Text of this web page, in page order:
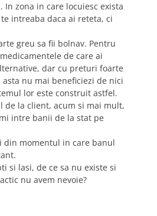
In zona in care locuiesc exista
intreaba daca ai reteta, ci
greu sa fii bolnav. Pentru
de care ai
dar cu preturi foarte
nu mai beneficiezi de nici
lor este construit astfel.
de la client, acum si mai mult,
intre banii de la stat pe
din momentul in care banul
si lasi, de ce sa nu existe si
nu avem nevoie?